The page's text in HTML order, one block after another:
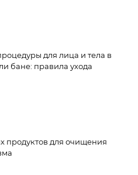
для лица и тела в
бане: правила ухода
продуктов для очищения